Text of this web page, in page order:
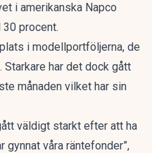
i amerikanska Napco
procent.
i modellportföljerna, de
har det dock gått
månaden vilket har sin
väldigt starkt efter att ha
våra räntefonder”,